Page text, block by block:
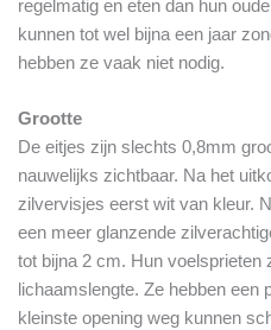
regelmatig en eten dan hun
kunnen tot wel bijna een jaar
hebben ze vaak niet nodig.
Grootte
De eitjes zijn slechts 0,8mm
nauwelijks zichtbaar. Na het
zilvervisjes eerst wit van kleur.
een meer glanzende
tot bijna 2 cm. Hun voelsprieten
lichaamslengte. Ze hebben een
kleinste opening weg kunnen